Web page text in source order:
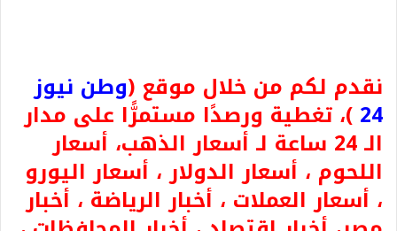
نقدم لكم من خلال موقع (وطن نيوز
24 )، تغطية ورصدًا مستمرًّا على مدار
الـ 24 ساعة لـ أسعار الذهب، أسعار
اللحوم ، أسعار الدولار ، أسعار اليورو
، أسعار العملات ، أخبار الرياضة ، أخبار